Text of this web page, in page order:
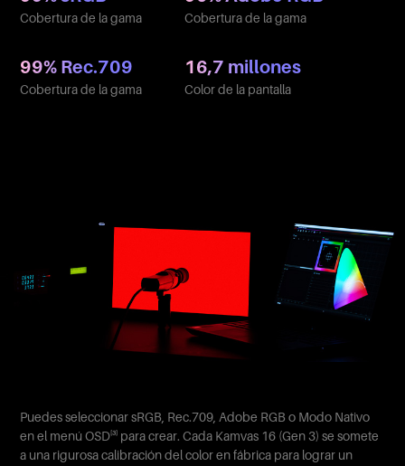
Cobertura de la gama Cobertura de la gama
99% Rec.709
Cobertura de la gama
16,7 millones
Color de la pantalla
Puedes seleccionar sRGB, Rec.709, Adobe RGB o Modo Nativo
en el menú OSD[3] para crear. Cada Kamvas 16 (Gen 3) se somete
a una rigurosa calibración del color en fábrica para lograr un